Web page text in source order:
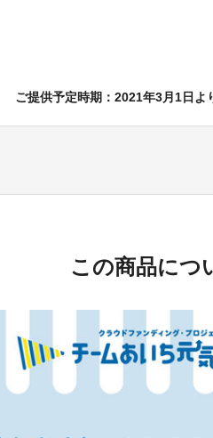
ご提供予定時期：2021年3月1日よ
この商品につ